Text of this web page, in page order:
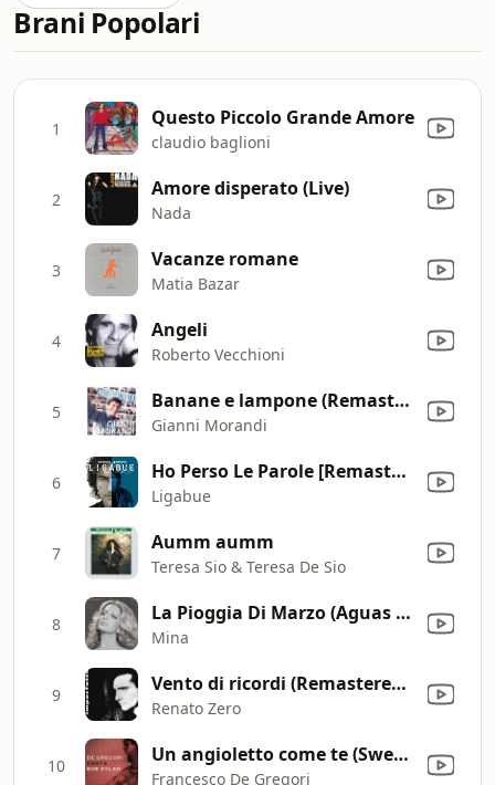
Brani Popolari
1 Questo Piccolo Grande Amore
claudio baglioni
2 Amore disperato (Live)
Nada
3 Vacanze romane
Matia Bazar
4 Angeli
Roberto Vecchioni
5 Banane e lampone (Remasterd 2007)
Gianni Morandi
6 Ho Perso Le Parole [Remastered]
Ligabue
7 Aumm aumm
Teresa Sio & Teresa De Sio
8 La Pioggia Di Marzo (Aguas De Março) [2001 Remaster]
Mina
9 Vento di ricordi (Remastered 2019)
Renato Zero
10 Un angioletto come te (Sweetheart Like You)
Francesco De Gregori